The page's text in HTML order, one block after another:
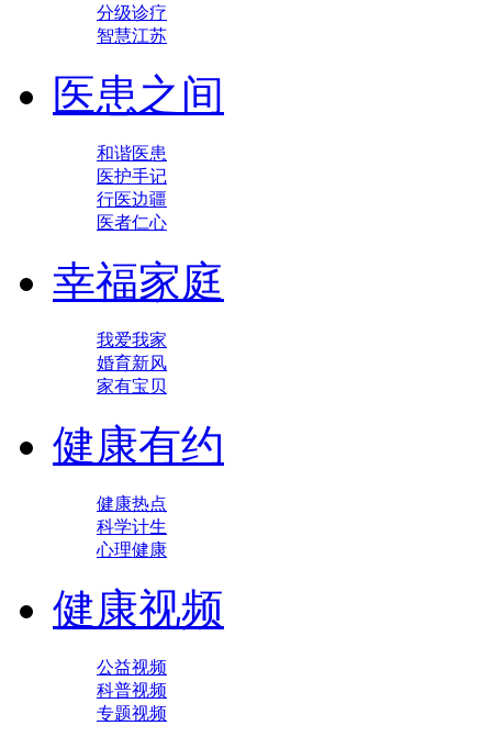
分级诊疗
智慧江苏
医患之间
和谐医患
医护手记
行医边疆
医者仁心
幸福家庭
我爱我家
婚育新风
家有宝贝
健康有约
健康热点
科学计生
心理健康
健康视频
公益视频
科普视频
专题视频